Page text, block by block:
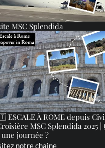
MSC Splendida
À ROME depuis
MSC Splendida 2025 |
journée ?
notre chaine